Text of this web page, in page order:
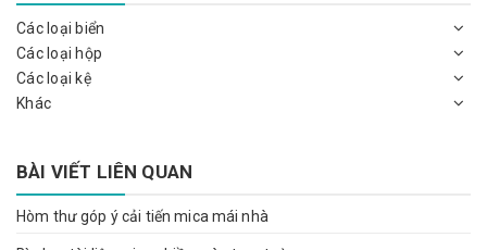
Các loại biển
Các loại hộp
Các loại kệ
Khác
BÀI VIẾT LIÊN QUAN
Hòm thư góp ý cải tiến mica mái nhà